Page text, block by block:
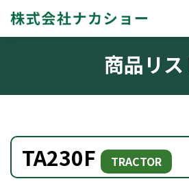
商品リス
TA230F TRACTOR